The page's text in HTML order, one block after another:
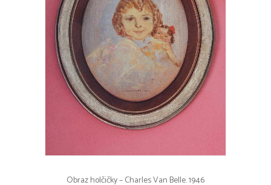
Obraz holčičky – Charles Van Belle. 1946